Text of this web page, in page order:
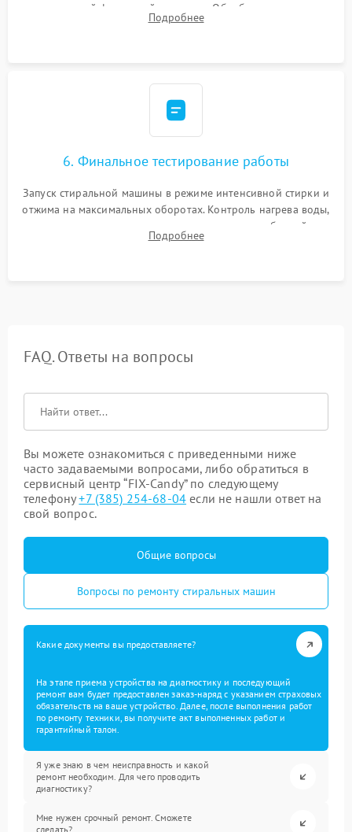
надежной фиксацией хомутами. Обработка стыков
герметиком для предотвращения возможных протечек воды.
Подробнее
6. Финальное тестирование работы
Запуск стиральной машины в режиме интенсивной стирки и
отжима на максимальных оборотах. Контроль нагрева воды,
корректности слива, отсутствия излишних вибраций,
посторонних стуков и протечек под корпусом.
Подробнее
FAQ. Ответы на вопросы
Вы можете ознакомиться с приведенными ниже
часто задаваемыми вопросами, либо обратиться в
сервисный центр “FIX-Candy” по следующему
телефону+7 (385) 254-68-04 если не нашли ответ на
свой вопрос.
Общие вопросы
Вопросы по ремонту стиральных машин
Какие документы вы предоставляете?
На этапе приема устройства на диагностику и последующий
ремонт вам будет предоставлен заказ-наряд с указанием страховых
обязательств на ваше устройство. Далее, после выполнения работ
по ремонту техники, вы получите акт выполненных работ и
гарантийный талон.
Я уже знаю в чем неисправность и какой
ремонт необходим. Для чего проводить
диагностику?
Мне нужен срочный ремонт. Сможете
сделать?